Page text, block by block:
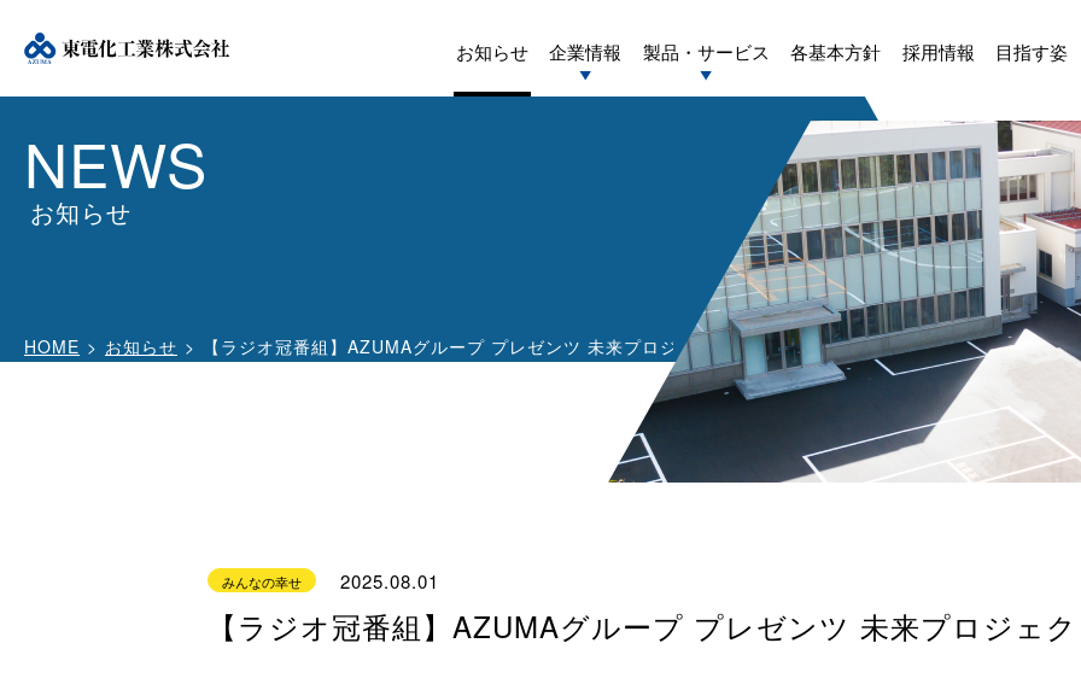
お知らせ 企業情報 製品・サービス 各基本方針 採用情報 目指す姿
NEWS
お知らせ
HOME お知らせ 【ラジオ冠番組】AZUMAグループ プレゼンツ 未来プロジェクト season4
みんなの幸せ 2025.08.01
【ラジオ冠番組】AZUMAグループ プレゼンツ 未来プロジェ